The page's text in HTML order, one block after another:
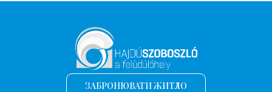
ЗАБРОНЮВАТИ ЖИТЛО